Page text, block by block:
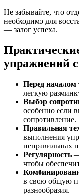
Не забывайте, что
необходимо для
— залог успеха.
упражнений
Перед началом
легкую
Выбор
особенно если
сопротивление.
Правильная
выполнения
неправильных
Регулярность —
чтобы
в свою общую
разнообразия.